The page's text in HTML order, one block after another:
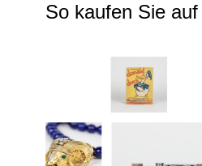
So kaufen Sie auf